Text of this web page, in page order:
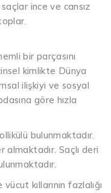
ince ve cansız
bir parçasını
kimlikte Dünya
ilişkiyi ve sosyal
göre hızla
bulunmaktadır.
almaktadır. Saçlı deri
kıllarının fazlalığı